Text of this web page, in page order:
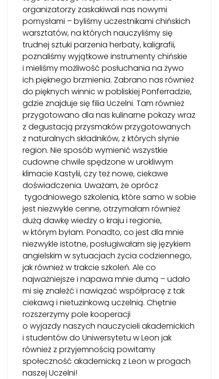
organizatorzy zaskakiwali nas nowymi
pomysłami – byliśmy uczestnikami chińskich
warsztatów, na których nauczyliśmy się
trudnej sztuki parzenia herbaty, kaligrafii,
poznaliśmy wyjątkowe instrumenty chińskie
i mieliśmy możliwość posłuchania na żywo
ich pięknego brzmienia. Zabrano nas również
do pięknych winnic w pobliskiej Ponferradzie,
gdzie znajduje się filia Uczelni. Tam również
przygotowano dla nas kulinarne pokazy wraz
z degustacją przysmaków przygotowanych
z naturalnych składników, z których słynie
region. Nie sposób wymienić wszystkie
cudowne chwile spędzone w urokliwym
klimacie Kastylii, czy też nowe, ciekawe
doświadczenia. Uważam, że oprócz
tygodniowego szkolenia, które samo w sobie
jest niezwykle cenne, otrzymałam również
dużą dawkę wiedzy o kraju i regionie,
w którym byłam. Ponadto, co jest dla mnie
niezwykle istotne, posługiwałam się językiem
angielskim w sytuacjach życia codziennego,
jak również w trakcie szkoleń. Ale co
najważniejsze i napawa mnie dumą – udało
mi się znaleźć i nawiązać współpracę z tak
ciekawą i nietuzinkową uczelnią. Chętnie
rozszerzymy pole kooperacji
o wyjazdy naszych nauczycieli akademickich
i studentów do Uniwersytetu w Leon jak
również z przyjemnością powitamy
społeczność akademicką z Leon w progach
naszej Uczelni!